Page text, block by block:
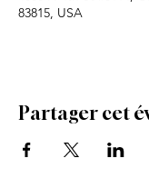
83815, USA
Partager cet